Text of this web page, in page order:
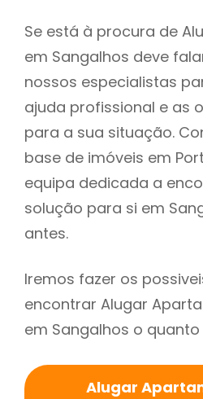
Se está à procura de
em Sangalhos deve
nossos especialistas
ajuda profissional e as
para a sua situação.
base de imóveis em
equipa dedicada a
solução para si em
antes.
Iremos fazer os
encontrar Alugar
em Sangalhos o quanto
Alugar